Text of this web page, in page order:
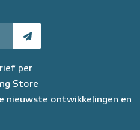
per
Store
nieuwste ontwikkelingen en